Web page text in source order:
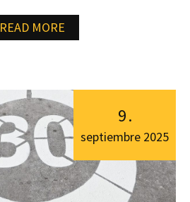
READ MORE
9.
septiembre 2025